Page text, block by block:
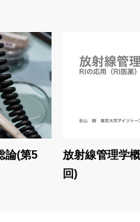
論(第5
放射線管理学
回)